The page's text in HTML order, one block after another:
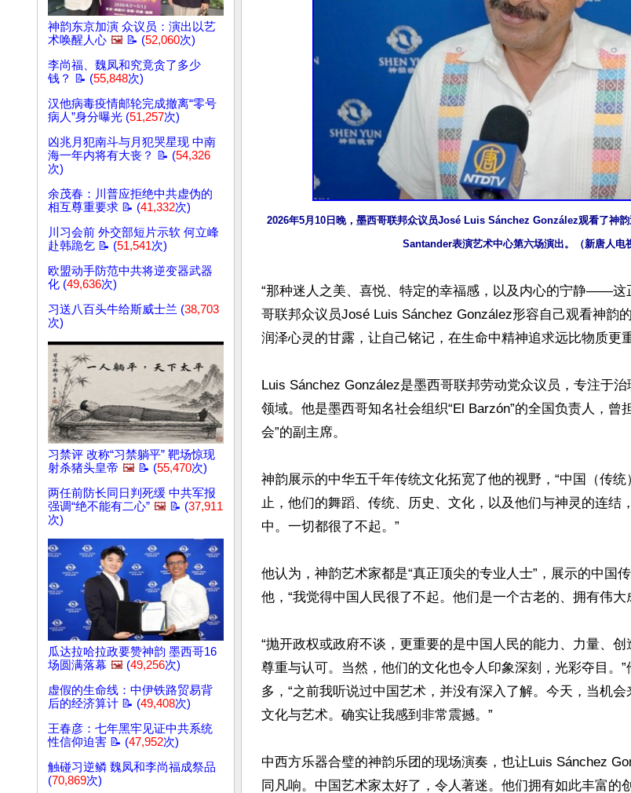
神韵东京加演 众议员：演出以艺
术唤醒人心 🖼️ 📝 (52,060次)
李尚福、魏凤和究竟贪了多少
钱？ 📝 (55,848次)
汉他病毒疫情邮轮完成撤离“零号
病人”身分曝光 (51,257次)
凶兆月犯南斗与月犯哭星现 中南
海一年内将有大丧？ 📝 (54,326
次)
余茂春：川普应拒绝中共虚伪的
相互尊重要求 📝 (41,332次)
川习会前 外交部短片示软 何立峰
赴韩跪乞 📝 (51,541次)
欧盟动手防范中共将逆变器武器
化 (49,636次)
习送八百头牛给斯威士兰 (38,703
次)
习禁评 改称“习禁躺平” 靶场惊现
射杀猪头皇帝 🖼️ 📝 (55,470次)
两任前防长同日判死缓 中共军报
强调“绝不能有二心” 🖼️ 📝 (37,911
次)
瓜达拉哈拉政要赞神韵 墨西哥16
场圆满落幕 🖼️ (49,256次)
虚假的生命线：中伊铁路贸易背
后的经济算计 📝 (49,408次)
王春彦：七年黑牢见证中共系统
性信仰迫害 📝 (47,952次)
触碰习逆鳞 魏凤和李尚福成祭品
(70,869次)
2026年5月10日晚，墨西哥联邦众议员José Luis Sánchez González观看了神
Santander表演艺术中心第六场演出。（新唐人电
“那种迷人之美、喜悦、特定的幸福感，以及内心的宁静——这
哥联邦众议员José Luis Sánchez González形容自己观看神韵
润泽心灵的甘露，让自己铭记，在生命中精神追求远比物质更重
Luis Sánchez González是墨西哥联邦劳动党众议员，专注于
领域。他是墨西哥知名社会组织“El Barzón”的全国负责人，曾
会”的副主席。
神韵展示的中华五千年传统文化拓宽了他的视野，“中国（传
止，他们的舞蹈、传统、历史、文化，以及他们与神灵的连结
中。一切都很了不起。”
他认为，神韵艺术家都是“真正顶尖的专业人士”，展示的中国
他，“我觉得中国人民很了不起。他们是一个古老的、拥有伟大
“抛开政权或政府不谈，更重要的是中国人民的能力、力量、
尊重与认可。当然，他们的文化也令人印象深刻，光彩夺目。
多，“之前我听说过中国艺术，并没有深入了解。今天，当机
文化与艺术。确实让我感到非常震撼。”
中西方乐器合璧的神韵乐团的现场演奏，也让Luis Sánchez
同凡响。中国艺术家太好了，令人著迷。他们拥有如此丰富的